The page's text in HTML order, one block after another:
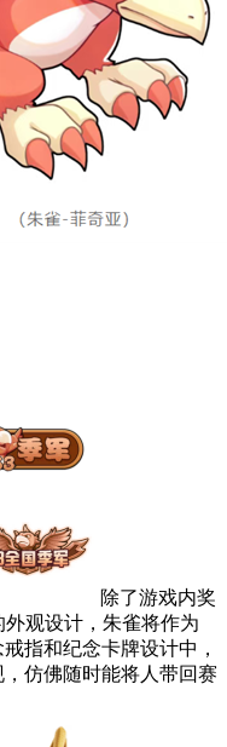
除了游戏内奖
观设计，朱雀将作为
指和纪念卡牌设计中，
仿佛随时能将人带回赛